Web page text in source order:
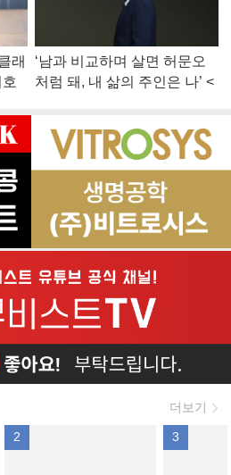
래
‘남과 비교하며 살면 허문오
처럼 돼, 내 삶의 주인은 나’ <
더보기
2 3